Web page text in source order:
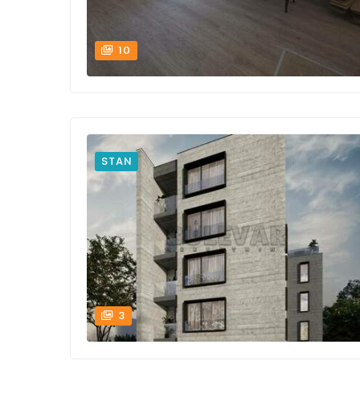
10
STAN
3